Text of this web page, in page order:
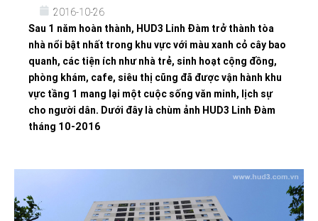
2016-10-26
Sau 1 năm hoàn thành, HUD3 Linh Đàm trở thành tòa
nhà nổi bật nhất trong khu vực với màu xanh cỏ cây bao
quanh, các tiện ích như nhà trẻ, sinh hoạt cộng đồng,
phòng khám, cafe, siêu thị cũng đã được vận hành khu
vực tầng 1 mang lại một cuộc sống văn minh, lịch sự
cho người dân. Dưới đây là chùm ảnh HUD3 Linh Đàm
tháng 10-2016